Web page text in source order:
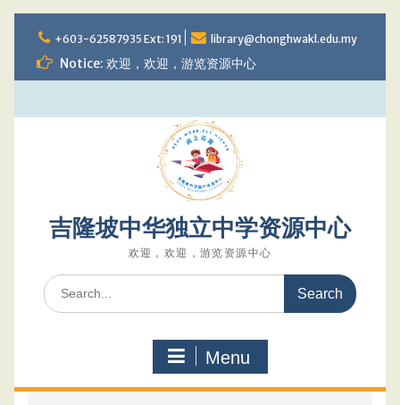
to
content
+603-62587935 Ext: 191 library@chonghwakl.edu.my
Notice: 欢迎，欢迎，游览资源中心
吉隆坡中华独立中学资源中心
欢迎，欢迎，游览资源中心
Search
for:
Menu